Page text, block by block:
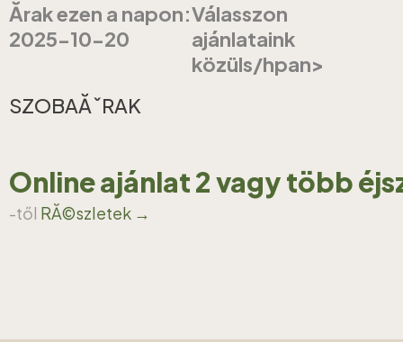
Ărak ezen a napon:
2025-10-20
Válasszon
ajánlataink
közüls/hpan>
SZOBAĂˇRAK
Online ajánlat 2 vagy több
-től RĂ©szletek →